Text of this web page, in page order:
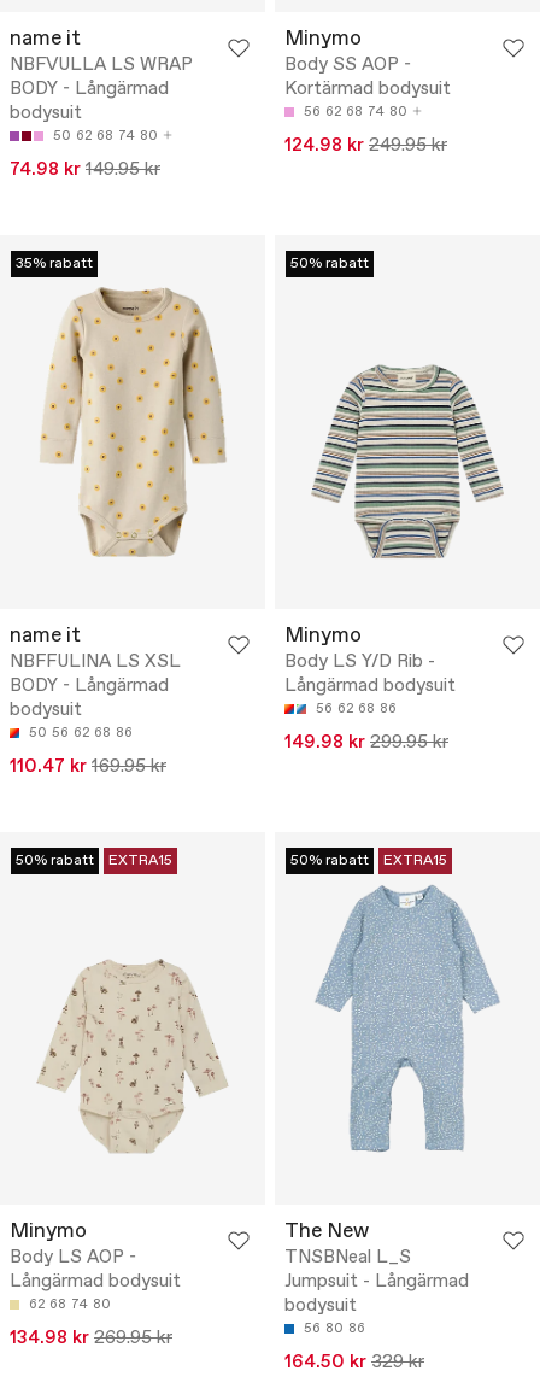
name it
NBFVULLA LS WRAP
BODY - Långärmad
bodysuit
50 62 68 74 80
74.98 kr 149.95 kr
Minymo
Body SS AOP -
Kortärmad bodysuit
56 62 68 74 80
124.98 kr 249.95 kr
35% rabatt
name it
NBFFULINA LS XSL
BODY - Långärmad
bodysuit
50 56 62 68 86
110.47 kr 169.95 kr
50% rabatt
Minymo
Body LS Y/D Rib -
Långärmad bodysuit
56 62 68 86
149.98 kr 299.95 kr
50% rabatt EXTRA15
Minymo
Body LS AOP -
Långärmad bodysuit
62 68 74 80
134.98 kr 269.95 kr
50% rabatt EXTRA15
The New
TNSBNeal L_S
Jumpsuit - Långärmad
bodysuit
56 80 86
164.50 kr 329 kr